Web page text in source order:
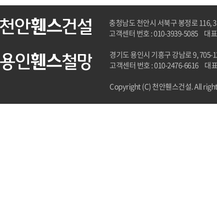
충청남도 천안시 서북구 봉정로 116,
고객센터 번호 : 010-3939-5085
대
경기도 용인시 기흥구 강남로 9,
고객센터 번호 : 010-2476-6616
대
Copyright (C) 천안휀스건설. All